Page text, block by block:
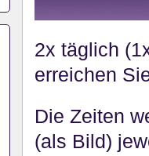
2x täglich
erreichen
Die Zeiten
(als Bild)